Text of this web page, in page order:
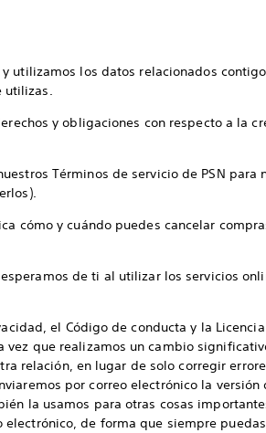
utilizamos los datos relacionados
utilizas.
y obligaciones con respecto a la
Términos de servicio de PSN para
cómo y cuándo puedes cancelar
de ti al utilizar los servicios
el Código de conducta y la
vez que realizamos un cambio
relación, en lugar de solo corregir
por correo electrónico la versión
la usamos para otras cosas
de forma que siempre